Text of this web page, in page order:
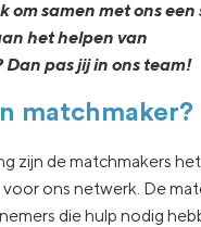
om samen met ons
het helpen van
pas jij in ons team!
matchmaker?
zijn de matchmakers het
ons netwerk. De
die hulp nodig